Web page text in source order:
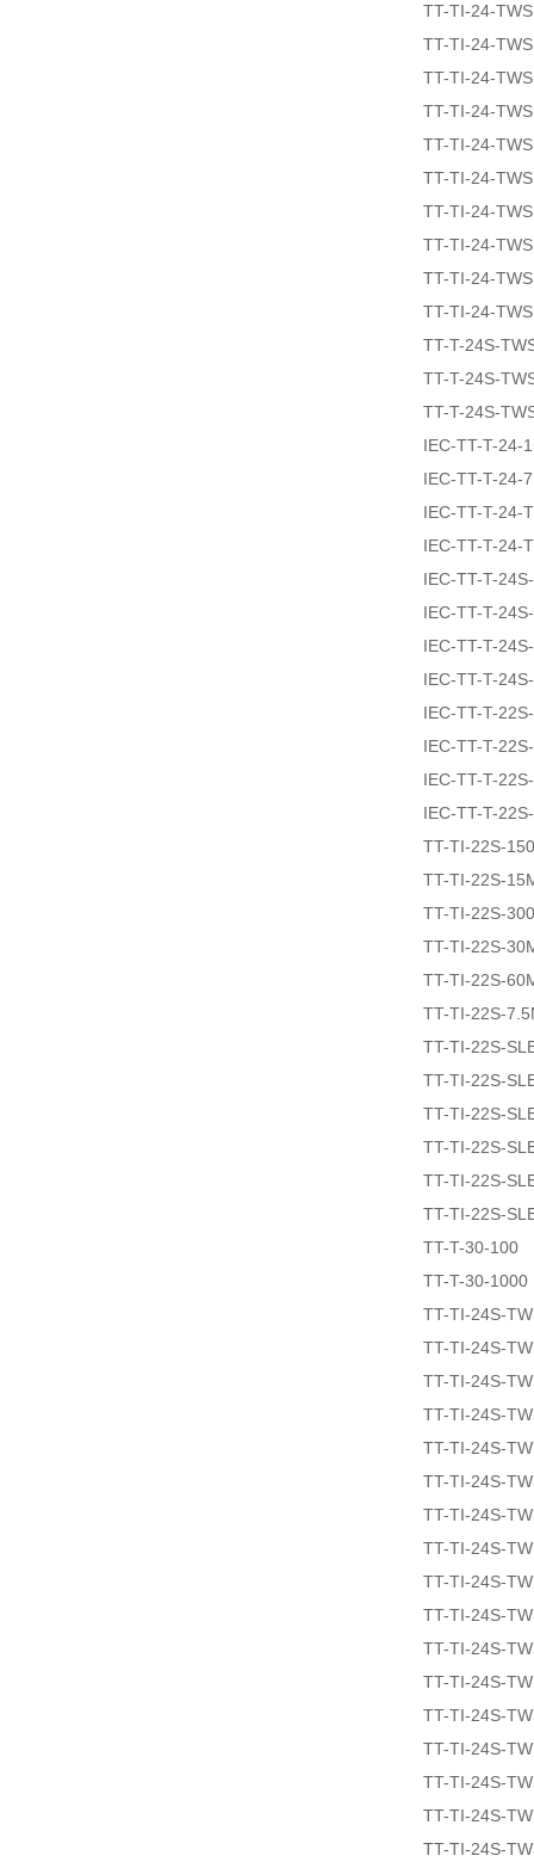
TT-TI-24-
TT-TI-24-
TT-TI-24-
TT-TI-24-
TT-TI-24-
TT-TI-24-
TT-TI-24-
TT-TI-24-
TT-TI-24-
TT-TI-24-
TT-T-24S-
TT-T-24S-
TT-T-24S-
IEC-TT-T-24-
IEC-TT-T-24-
IEC-TT-T-24-
IEC-TT-T-24-
IEC-TT-T-
IEC-TT-T-
IEC-TT-T-
IEC-TT-T-
IEC-TT-T-
IEC-TT-T-
IEC-TT-T-
IEC-TT-T-
TT-TI-22S-
TT-TI-22S-
TT-TI-22S-
TT-TI-22S-
TT-TI-22S-
TT-TI-22S-
TT-TI-22S-
TT-TI-22S-
TT-TI-22S-
TT-TI-22S-
TT-TI-22S-
TT-TI-22S-
TT-T-30-100
TT-T-30-1000
TT-TI-24S-
TT-TI-24S-
TT-TI-24S-
TT-TI-24S-
TT-TI-24S-
TT-TI-24S-
TT-TI-24S-
TT-TI-24S-
TT-TI-24S-
TT-TI-24S-
TT-TI-24S-
TT-TI-24S-
TT-TI-24S-
TT-TI-24S-
TT-TI-24S-
TT-TI-24S-
TT-TI-24S-